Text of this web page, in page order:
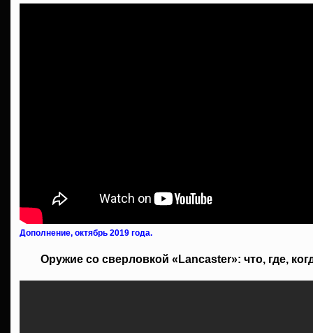
Дополнение, октябрь 2019 года.
Оружие со сверловкой «Lancaster»: что, где,